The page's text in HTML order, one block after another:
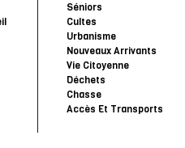
Séniors
Cultes
Urbanisme
Nouveaux Arrivants
Vie Citoyenne
Déchets
Chasse
Accès Et Transports